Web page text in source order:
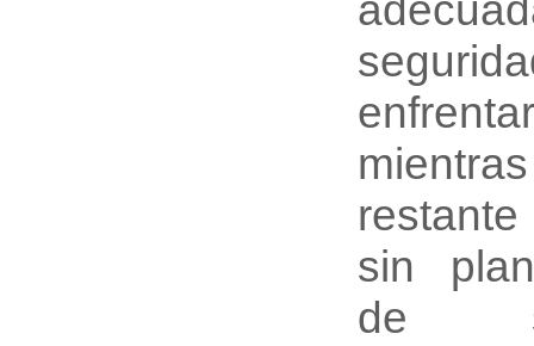
sin
de